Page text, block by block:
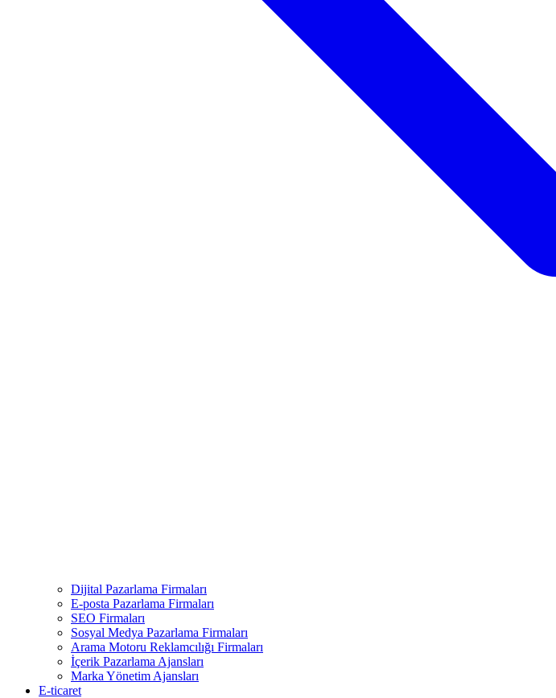
Dijital Pazarlama Firmaları
E-posta Pazarlama Firmaları
SEO Firmaları
Sosyal Medya Pazarlama Firmaları
Arama Motoru Reklamcılığı Firmaları
İçerik Pazarlama Ajansları
Marka Yönetim Ajansları
E-ticaret